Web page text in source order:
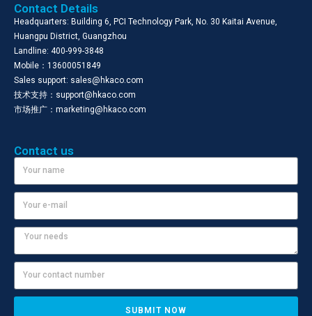
Contact Details
Headquarters: Building 6, PCI Technology Park, No. 30 Kaitai Avenue,
Huangpu District, Guangzhou
Landline: 400-999-3848
Mobile：13600051849
Sales support: sales@hkaco.com
技术支持：support@hkaco.com
市场推广：marketing@hkaco.com
Contact us
SUBMIT NOW